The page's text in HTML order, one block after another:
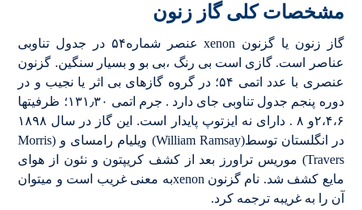
مشخصات کلی گاز زنون
گاز زنون یا گزنون xenon عنصر شماره۵۴ در جدول تناوبی
عناصر است. گازی است بی رنگ ،بی بو و بسیار سنگین. گزنون
عنصری با عدد اتمی ۵۴؛ در گروه گازهای بی اثر یا نجیب و در
دوره پنجم جدول تناوبی جای دارد . جرم اتمی ۱۳۱٫۳۰؛ ظرفیتها
۲،۴،۶و ۸ . دارای نه ایزتوپ پایدار است. این گاز در سال ۱۸۹۸
در انگلستان توسط(William Ramsay) ویلیام رامسای و (Morris
Travers) موریس تراورز بعد از کشف کریپتون و نئون از هوای
مایع کشف شد. نام گزنون xenonبه معنی غریب است و میتوان
آن را به غریبه ترجمه کرد.